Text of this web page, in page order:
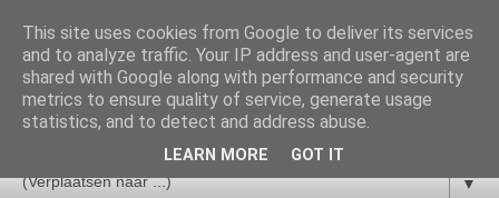
▼
This site uses cookies from Google to deliver its services
and to analyze traffic. Your IP address and user-agent are
shared with Google along with performance and security
metrics to ensure quality of service, generate usage
statistics, and to detect and address abuse.
LEARN MORE GOT IT